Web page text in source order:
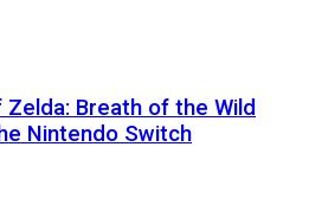
Breath of the Wild
Nintendo Switch